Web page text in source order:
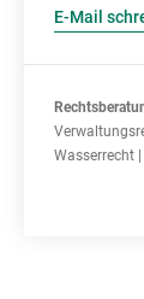
E-Mail
Wasserrecht